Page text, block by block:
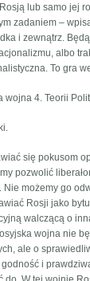
lub samo jej
zadaniem –
i zewnątrz.
albo
To gra
wojna 4. Teorii
się pokusom
pozwolić
możemy go
Rosji jako
walczącą o
wojna nie
ale o
i